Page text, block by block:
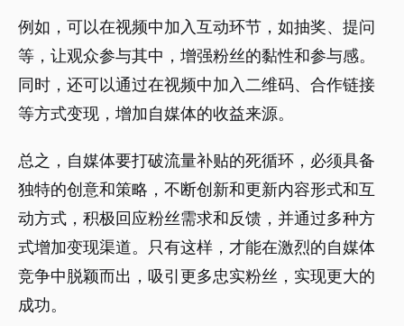
例如，可以在视频中加入互动环节，如抽奖、提问
等，让观众参与其中，增强粉丝的黏性和参与感。
同时，还可以通过在视频中加入二维码、合作链接
等方式变现，增加自媒体的收益来源。
总之，自媒体要打破流量补贴的死循环，必须具备
独特的创意和策略，不断创新和更新内容形式和互
动方式，积极回应粉丝需求和反馈，并通过多种方
式增加变现渠道。只有这样，才能在激烈的自媒体
竞争中脱颖而出，吸引更多忠实粉丝，实现更大的
成功。